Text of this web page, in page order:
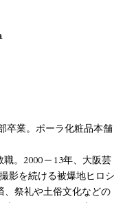
卒業。ポーラ化粧品本舗
。2000 ─ 13年、大阪芸
影を続ける被爆地ヒロシ
、祭礼や土俗文化などの